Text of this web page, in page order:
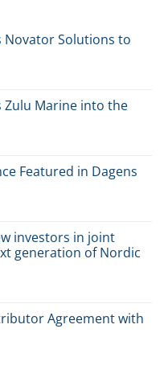
Novator Solutions to
Zulu Marine into the
Featured in Dagens
investors in joint
generation of Nordic
Agreement with